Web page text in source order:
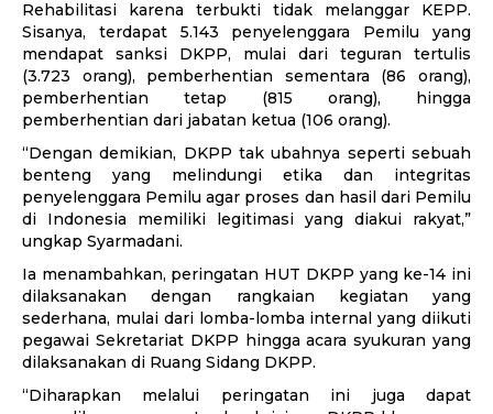
Rehabilitasi karena terbukti tidak melanggar KEPP.
Sisanya, terdapat 5.143 penyelenggara Pemilu yang
mendapat sanksi DKPP, mulai dari teguran tertulis
(3.723 orang), pemberhentian sementara (86 orang),
pemberhentian tetap (815 orang), hingga
pemberhentian dari jabatan ketua (106 orang).
“Dengan demikian, DKPP tak ubahnya seperti sebuah
benteng yang melindungi etika dan integritas
penyelenggara Pemilu agar proses dan hasil dari Pemilu
di Indonesia memiliki legitimasi yang diakui rakyat,”
ungkap Syarmadani.
Ia menambahkan, peringatan HUT DKPP yang ke-14 ini
dilaksanakan dengan rangkaian kegiatan yang
sederhana, mulai dari lomba-lomba internal yang diikuti
pegawai Sekretariat DKPP hingga acara syukuran yang
dilaksanakan di Ruang Sidang DKPP.
“Diharapkan melalui peringatan ini juga dapat